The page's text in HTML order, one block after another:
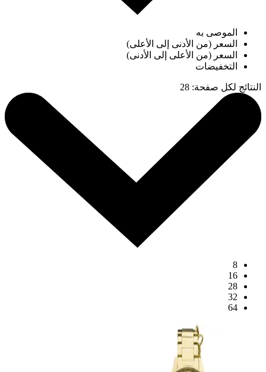
الموصى به
السعر (من الأدنى إلى الأعلى)
السعر (من الأعلى إلى الأدنى)
التخفيضات
النتائج لكل صفحة:
28
8
16
28
32
64